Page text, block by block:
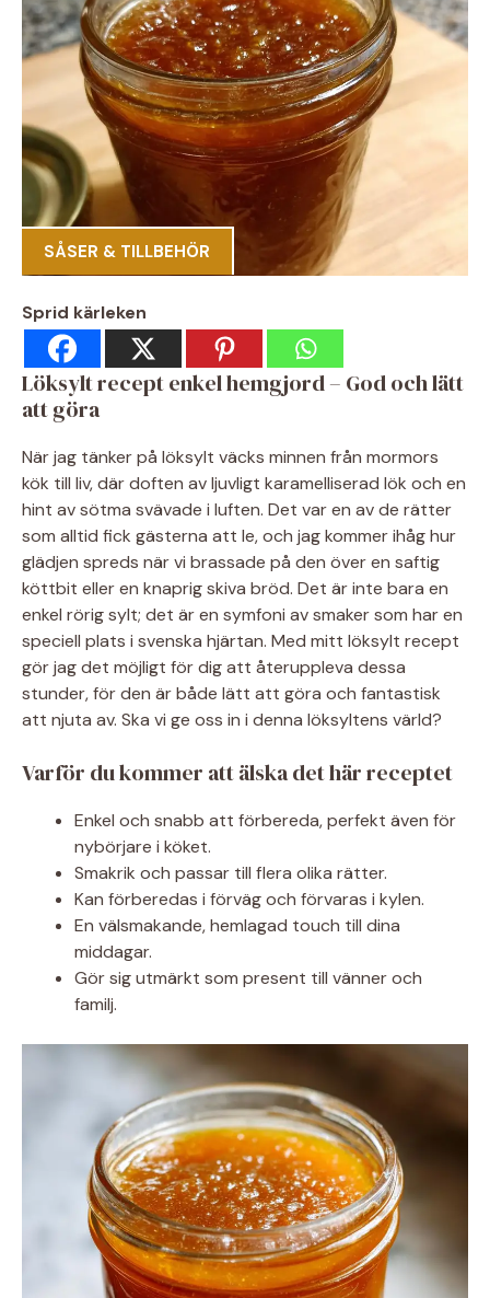
SÅSER & TILLBEHÖR
Sprid kärleken
Löksylt recept enkel hemgjord – God och lätt
att göra
När jag tänker på löksylt väcks minnen från mormors
kök till liv, där doften av ljuvligt karamelliserad lök och en
hint av sötma svävade i luften. Det var en av de rätter
som alltid fick gästerna att le, och jag kommer ihåg hur
glädjen spreds när vi brassade på den över en saftig
köttbit eller en knaprig skiva bröd. Det är inte bara en
enkel rörig sylt; det är en symfoni av smaker som har en
speciell plats i svenska hjärtan. Med mitt löksylt recept
gör jag det möjligt för dig att återuppleva dessa
stunder, för den är både lätt att göra och fantastisk
att njuta av. Ska vi ge oss in i denna löksyltens värld?
Varför du kommer att älska det här receptet
Enkel och snabb att förbereda, perfekt även för
nybörjare i köket.
Smakrik och passar till flera olika rätter.
Kan förberedas i förväg och förvaras i kylen.
En välsmakande, hemlagad touch till dina
middagar.
Gör sig utmärkt som present till vänner och
familj.